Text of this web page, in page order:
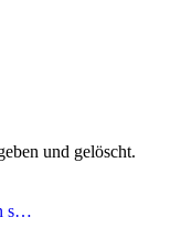
und gelöscht.
s…